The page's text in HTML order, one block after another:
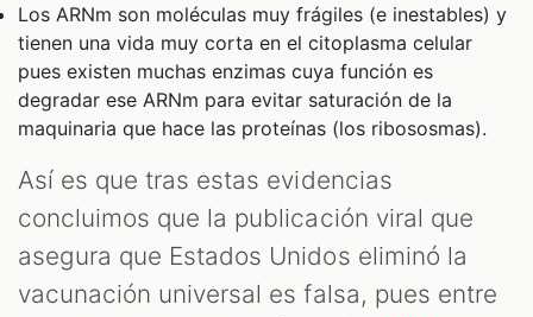
Los ARNm son moléculas muy frágiles (e inestables) y
tienen una vida muy corta en el citoplasma celular
pues existen muchas enzimas cuya función es
degradar ese ARNm para evitar saturación de la
maquinaria que hace las proteínas (los ribososmas).
Así es que tras estas evidencias
concluimos que la publicación viral que
asegura que Estados Unidos eliminó la
vacunación universal es falsa, pues entre